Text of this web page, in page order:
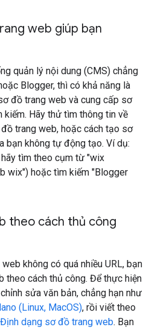
web giúp bạn
quản lý nội dung (CMS) chẳng
Blogger, thì có khả năng là
đồ trang web và cung cấp sơ
Hãy thử tìm thông tin về
trang web, hoặc cách tạo sơ
bạn không tự động tạo. Ví dụ:
tìm theo cụm từ "wix
wix") hoặc tìm kiếm "Blogger
theo cách thủ công
không có quá nhiều URL, bạn
theo cách thủ công. Để thực hiện
sửa văn bản, chẳng hạn như
(Linux, MacOS), rồi viết theo
Định dạng sơ đồ trang web. Bạn